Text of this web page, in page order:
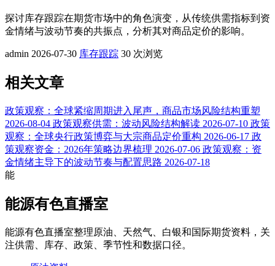
探讨库存跟踪在期货市场中的角色演变，从传统供需指标到资
金情绪与波动节奏的共振点，分析其对商品定价的影响。
admin 2026-07-30 库存跟踪 30 次浏览
相关文章
政策观察：全球紧缩周期进入尾声，商品市场风险结构重塑
2026-08-04 政策观察供需：波动风险结构解读 2026-07-10 政策
观察：全球央行政策博弈与大宗商品定价重构 2026-06-17 政
策观察资金：2026年策略边界梳理 2026-07-06 政策观察：资
金情绪主导下的波动节奏与配置思路 2026-07-18
能
能源有色直播室
能源有色直播室整理原油、天然气、白银和国际期货资料，关
注供需、库存、政策、季节性和数据口径。